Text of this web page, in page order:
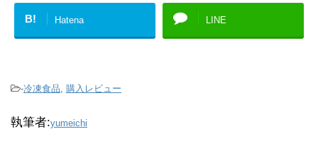
B! Hatena LINE
-冷凍食品, 購入レビュー
執筆者:yumeichi